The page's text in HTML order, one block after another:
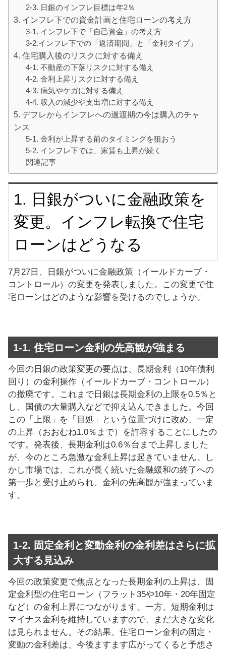
2-3. 日銀のインフレ目標は年2％
3. インフレ下での資金計画と住宅ローンの考え方
3-1. インフレ下で「自己資金」の考え方
3-2.インフレ下での「返済期間」と「金利タイプ」
4. 住宅購入後のリスクに対する備え
4-1. 不動産の下落リスクに対する備え
4-2. 金利上昇リスクに対する備え
4-3. 病気やケガに対する備え
4-4. 収入の減少や支出増に対する備え
5. デフレからインフレへの過渡期の今は購入のチャ
ンス
5-1. 金利が上昇する前のタイミングを狙おう
5-2. インフレ下では、家賃も上昇が続く
関連記事
1. 日銀がついに金融政策を
変更。インフレ転換で住宅
ローンはどうなる
7月27日、日銀がついに金融政策（イールドカーブ・
コントロール）の変更を発表しました。この変更で住
宅ローンはどのような影響を受けるのでしょうか。
1-1. 住宅ローン金利の先高観が強まる
今回の日銀の政策変更の要点は、長期金利（10年債利
回り）の金利操作（イールドカーブ・コントロール）
の撤廃です。これまで日銀は長期金利の上限を0.5％と
し、国債の大量購入などで抑え込んできました。今回
この「上限」を「目処」という位置づけに改め、一定
の上昇（おおむね1.0％まで）を許容することにしたの
です。発表後、長期金利は0.6％台まで上昇しました
が、今のところ急激な金利上昇は起きていません。し
かし市場では、これが長く続いた金融緩和の終了への
第一歩と受け止められ、金利の先高観が強まっていま
す。
1-2. 固定金利と変動金利の金利差はさらに拡
大する見込み
今回の政策変更で焦点となった長期金利の上昇は、固
定金利型の住宅ローン（フラット35や10年・20年固定
など）の金利上昇につながります。一方、短期金利は
マイナス金利を維持していますので、まだ大きな変化
は見られません。その結果、住宅ローン金利の固定・
変動の金利差は、今後ますます広がってくると予想さ